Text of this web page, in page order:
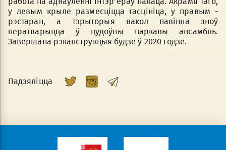
у левым крыле размесціцца гасцініца, у правым -
рэстаран, а тэрыторыя вакол павінна зноў
ператварыцца ў цудоўны паркавы ансамбль.
Завершана рэканструкцыя будзе ў 2020 годзе.
Падзяліцца